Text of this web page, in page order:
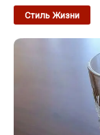
Стиль Жизни